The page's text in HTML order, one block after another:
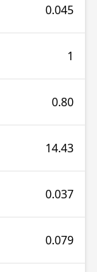
0.045
1
0.80
14.43
0.037
0.079